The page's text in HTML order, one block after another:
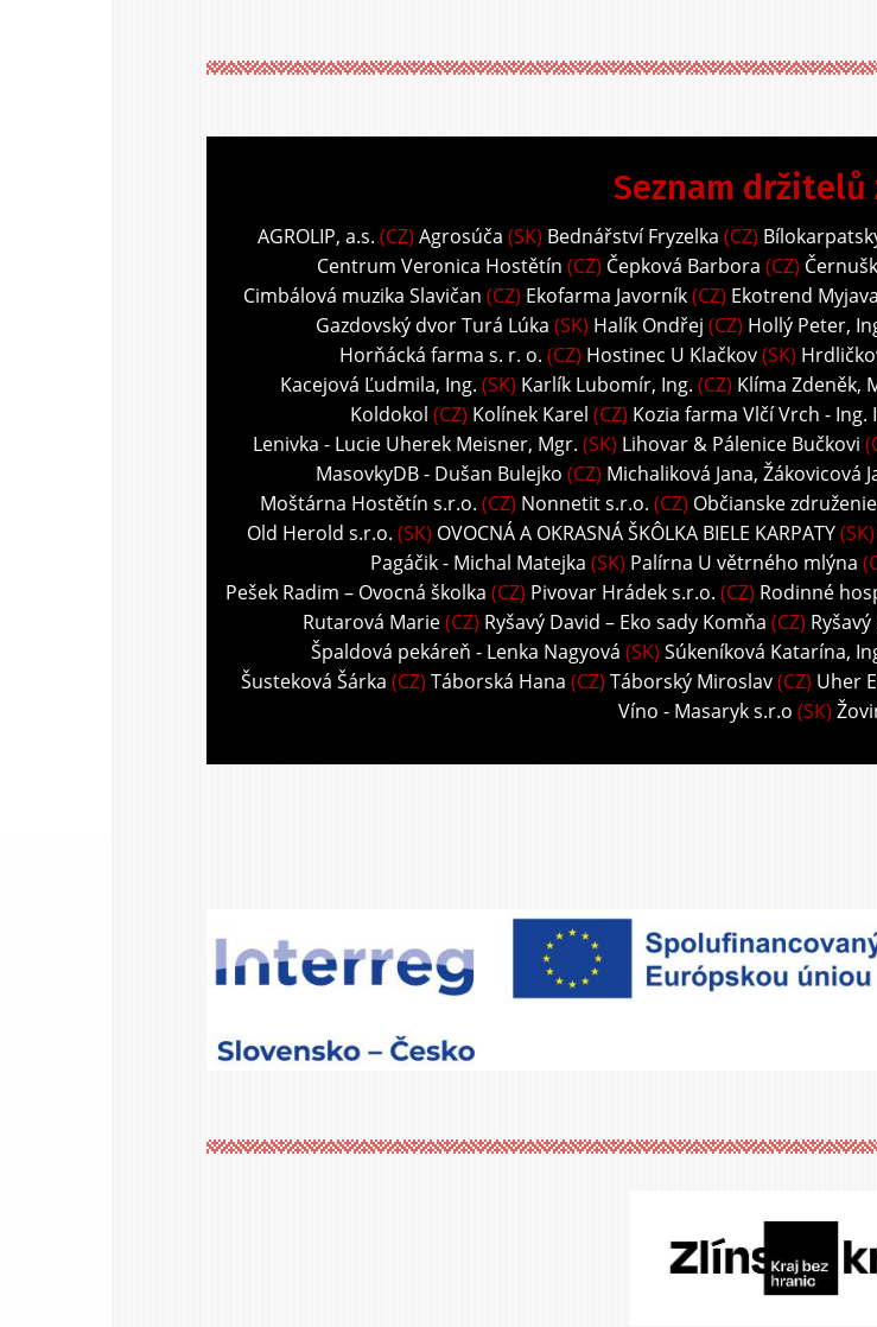
Seznam držitelů
AGROLIP, a.s. (CZ) Agrosúča (SK) Bednářství Fryzelka (CZ)
Centrum Veronica Hostětín (CZ) Čepková Barbora (CZ)
Cimbálová muzika Slavičan (CZ) Ekofarma Javorník(CZ) Ekotrend
Gazdovský dvor Turá Lúka (SK) Halík Ondřej (CZ) Hollý Peter,
Horňácká farma s. r. o. (CZ) Hostinec U Klačkov(SK)
Kacejová Ľudmila, Ing. (SK) Karlík Lubomír, Ing. (CZ) Klíma Zdeněk,
Koldokol (CZ) Kolínek Karel (CZ) Kozia farma Vlčí Vrch - Ing.
Lenivka - Lucie Uherek Meisner, Mgr. (SK) Lihovar & Pálenice Bučkovi
MasovkyDB - Dušan Bulejko (CZ) Michaliková Jana, Žákovicová
Moštárna Hostětín s.r.o. (CZ) Nonnetit s.r.o. (CZ) Občianske
Old Herold s.r.o. (SK) OVOCNÁ A OKRASNÁ ŠKÔLKA BIELE KARPATY(SK)
Pagáčik - Michal Matejka (SK) Palírna U větrného mlýna
Pešek Radim – Ovocná školka (CZ) Pivovar Hrádek s.r.o. (CZ) Rodinné
Rutarová Marie(CZ) Ryšavý David – Eko sady Komňa (CZ)
Špaldová pekáreň - Lenka Nagyová (SK) Súkeníková Katarína,
Šusteková Šárka (CZ) Táborská Hana (CZ) Táborský Miroslav(CZ) Uher
Víno - Masaryk s.r.o (SK)